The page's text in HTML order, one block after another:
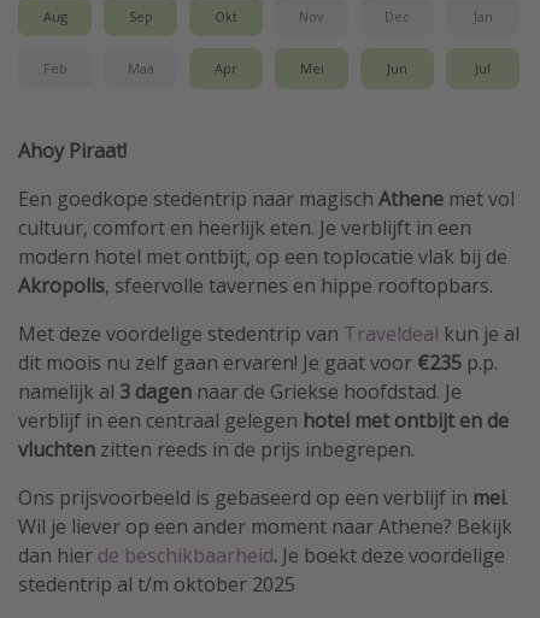
Aug Sep Okt Nov Dec Jan
Feb Maa Apr Mei Jun Jul
Ahoy Piraat!
Een goedkope stedentrip naar magisch Athene met vol
cultuur, comfort en heerlijk eten. Je verblijft in een
modern hotel met ontbijt, op een toplocatie vlak bij de
Akropolis, sfeervolle tavernes en hippe rooftopbars.
Met deze voordelige stedentrip van Traveldeal kun je al
dit moois nu zelf gaan ervaren! Je gaat voor €235 p.p.
namelijk al 3 dagen naar de Griekse hoofdstad. Je
verblijf in een centraal gelegen hotel met ontbijt en de
vluchten zitten reeds in de prijs inbegrepen.
Ons prijsvoorbeeld is gebaseerd op een verblijf in mei.
Wil je liever op een ander moment naar Athene? Bekijk
dan hier de beschikbaarheid. Je boekt deze voordelige
stedentrip al t/m oktober 2025